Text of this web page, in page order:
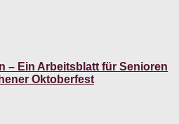
– Ein Arbeitsblatt für Senioren
Oktoberfest